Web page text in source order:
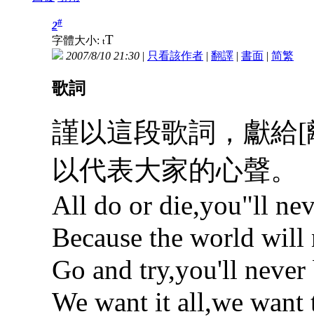
2#
字體大小: tT
2007/8/10 21:30 | 只看該作者 | 翻譯 | 書面 | 简繁
歌詞
謹以這段歌詞，獻給
以代表大家的心聲。
All do or die,you"ll
Because the world will
Go and try,you'll never
We want it all,we want